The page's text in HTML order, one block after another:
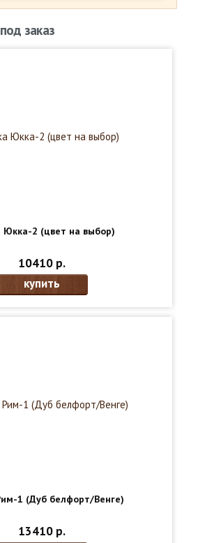
заказ
Юкка-2 (цвет на выбор)
10410 р.
купить
1 (Дуб белфорт/Венге)
13410 р.